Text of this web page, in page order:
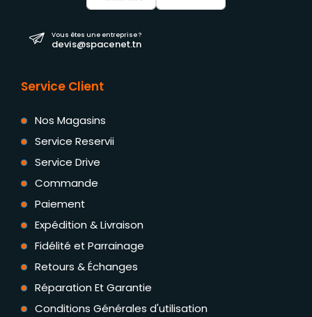
Vous êtes une entreprise ?
devis@spacenet.tn
Service Client
Nos Magasins
Service Reservii
Service Drive
Commande
Paiement
Expédition & Livraison
Fidélité et Parrainage
Retours & Échanges
Réparation Et Garantie
Conditions Générales d'utilisation